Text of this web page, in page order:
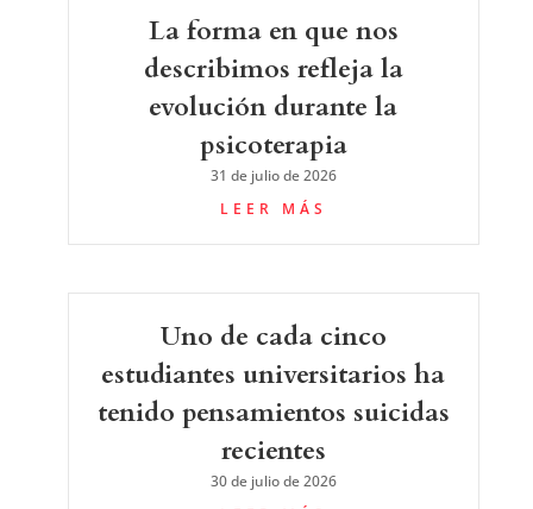
La forma en que nos
describimos refleja la
evolución durante la
psicoterapia
31 de julio de 2026
LEER MÁS
Uno de cada cinco
estudiantes universitarios ha
tenido pensamientos suicidas
recientes
30 de julio de 2026